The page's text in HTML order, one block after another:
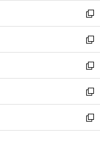
く
で
開
く
ド
ウ
で
開
く
ウ
ィ
ン
ド
ウ
で
開
く
し
い
ウ
ィ
ン
ド
ウ
で
開
く
新
し
い
ウ
ィ
ン
ド
ウ
で
開
新
し
い
ウ
ィ
ン
ド
ウ
新
し
い
ウ
ィ
ン
新
し
い
ウ
新
し